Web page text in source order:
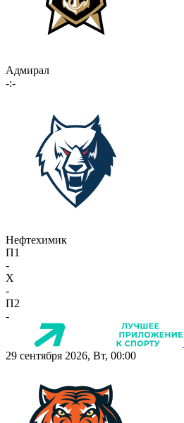
Адмирал
-:-
Нефтехимик
П1
-
X
-
П2
-
29 сентября 2026, Вт, 00:00